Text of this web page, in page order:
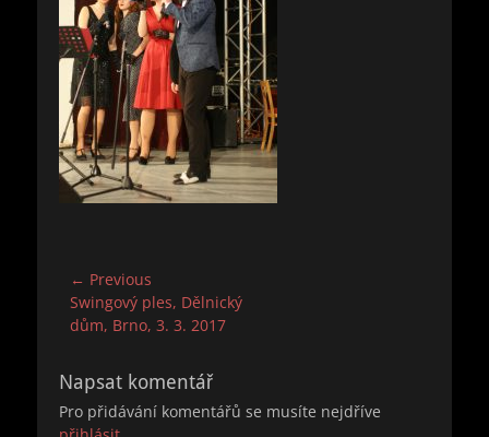
Navigace
pro
příspěvek
← Previous
Previous
post:
Swingový ples, Dělnický
dům, Brno, 3. 3. 2017
Napsat komentář
Pro přidávání komentářů se musíte nejdříve